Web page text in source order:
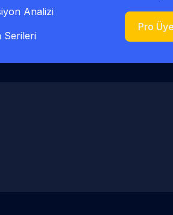
Analizi
Serileri
Pro